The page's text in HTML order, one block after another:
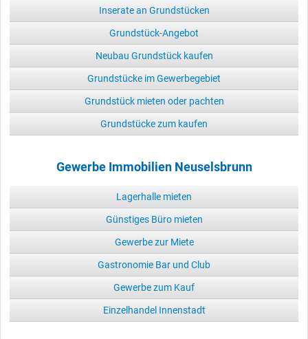
Inserate an Grundstücken
Grundstück-Angebot
Neubau Grundstück kaufen
Grundstücke im Gewerbegebiet
Grundstück mieten oder pachten
Grundstücke zum kaufen
Gewerbe Immobilien Neuselsbrunn
Lagerhalle mieten
Günstiges Büro mieten
Gewerbe zur Miete
Gastronomie Bar und Club
Gewerbe zum Kauf
Einzelhandel Innenstadt